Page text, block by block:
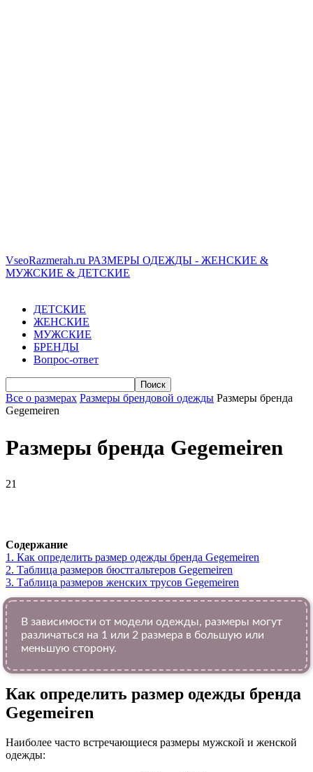
VseoRazmerah.ru РАЗМЕРЫ ОДЕЖДЫ - ЖЕНСКИЕ &
МУЖСКИЕ & ДЕТСКИЕ
ДЕТСКИЕ
ЖЕНСКИЕ
МУЖСКИЕ
БРЕНДЫ
Вопрос-ответ
Все о размерах Размеры брендовой одежды Размеры бренда
Gegemeiren
Размеры бренда Gegemeiren
21
Содержание
1. Как определить размер одежды брендa Gegemeiren
2. Таблица размеров бюстгальтеров Gegemeiren
3. Таблица размеров женских трусов Gegemeiren
В зависимости от модели одежды, размеры могут
различаться на 1 или 2 размера в большую или
меньшую сторону.
Как определить размер одежды брендa
Gegemeiren
Наиболее часто встречающиеся размеры мужской и женской
одежды: